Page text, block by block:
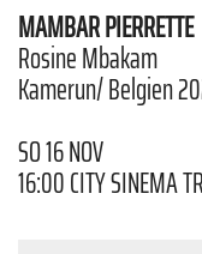
MAMBAR PIERRETTE
Rosine Mbakam
Kamerun/ Belgien
SO 16 NOV
16:00 CITY SINEMA